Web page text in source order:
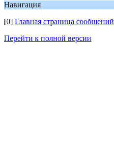
Навигация
[0] Главная страница сообщений
Перейти к полной версии